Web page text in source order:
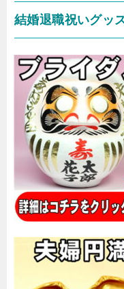
結婚退職祝いグッ